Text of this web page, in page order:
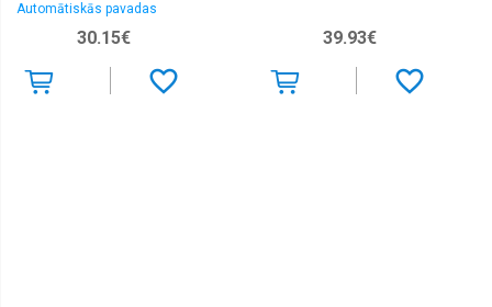
Automātiskās pavadas
30.15€ 39.93€